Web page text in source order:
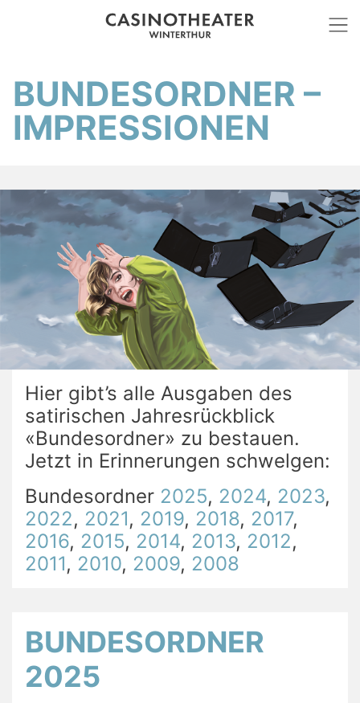
BUNDESORDNER –
IMPRESSIONEN
Hier gibt’s alle Ausgaben des
satirischen Jahresrückblick
«Bundesordner» zu bestauen.
Jetzt in Erinnerungen schwelgen:
Bundesordner 2025, 2024, 2023,
2022, 2021, 2019, 2018, 2017,
2016, 2015, 2014, 2013, 2012,
2011, 2010, 2009, 2008
BUNDESORDNER
2025